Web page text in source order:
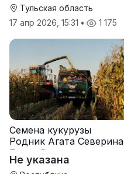
Тульская область
17 апр 2026, 15:31 • 1 175
Семена кукурузы
Родник Агата Северина
Берта Вилора
Прохладненский Дарина
Не указана